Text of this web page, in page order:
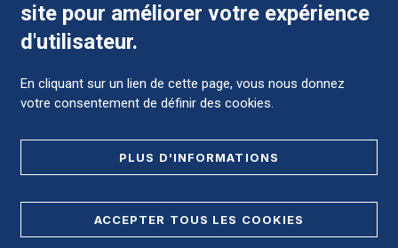
Comment préparer mon hospitalisation ?
site pour améliorer votre expérience
d'utilisateur.
En cliquant sur un lien de cette page, vous nous donnez
votre consentement de définir des cookies.
PLUS D'INFORMATIONS
ACCEPTER TOUS LES COOKIES